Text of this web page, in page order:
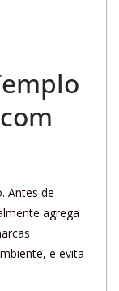
Antes de
agrega
e evita